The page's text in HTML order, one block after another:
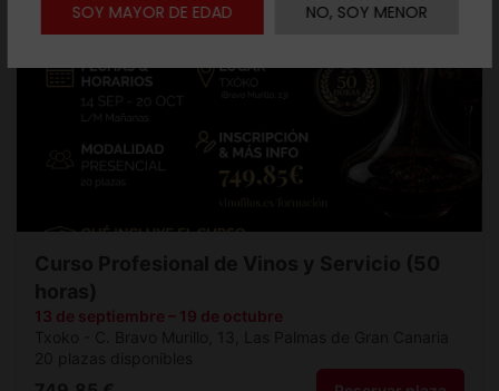
SOY MAYOR DE EDAD
NO, SOY MENOR